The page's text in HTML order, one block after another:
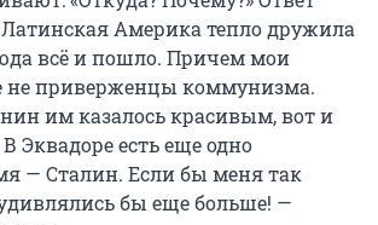
Америка тепло дружила
всё и пошло. Причем мои
не приверженцы коммунизма.
им казалось красивым, вот и
Эквадоре есть еще одно
— Сталин. Если бы меня так
бы еще больше! —